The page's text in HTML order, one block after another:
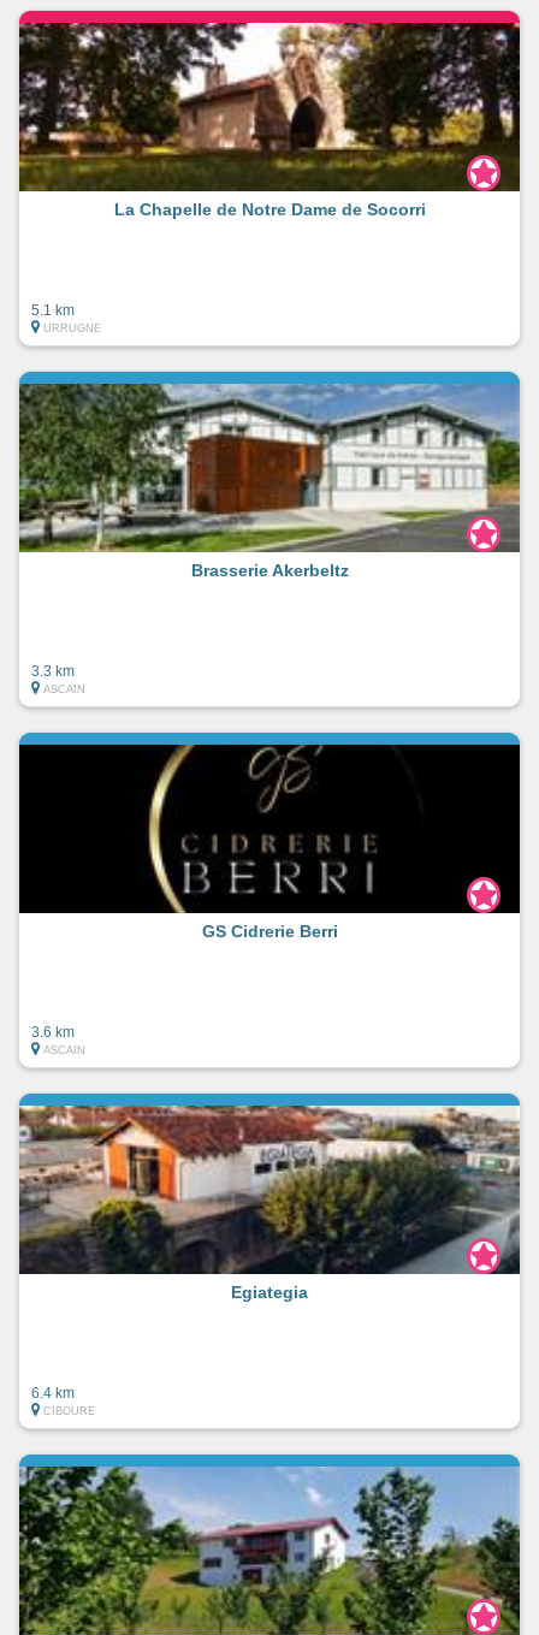
La Chapelle de Notre Dame de Socorri
5.1 km
URRUGNE
Brasserie Akerbeltz
3.3 km
ASCAIN
GS Cidrerie Berri
3.6 km
ASCAIN
Egiategia
6.4 km
CIBOURE